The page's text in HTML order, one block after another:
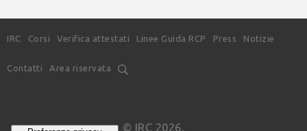
IRC Corsi Verifica attestati Linee Guida RCP Press Notizie
Contatti Area riservata
© IRC 2026.